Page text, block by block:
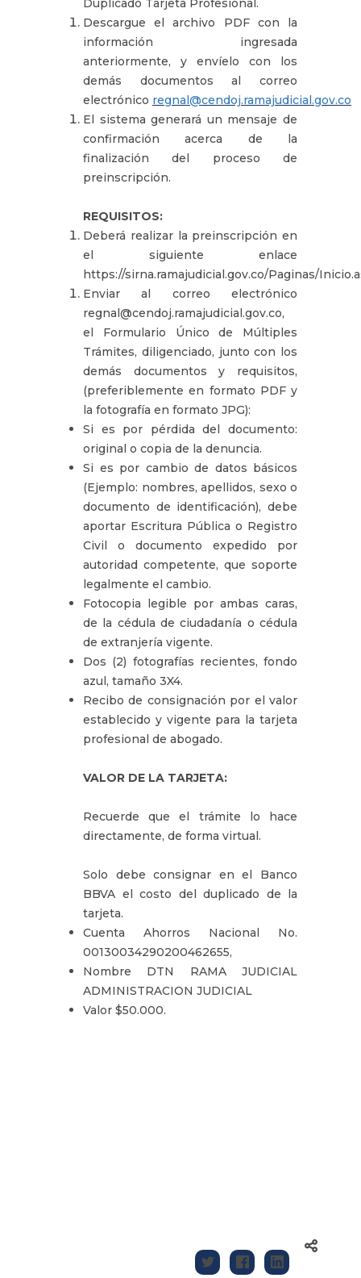
Duplicado Tarjeta Profesional.
Descargue el archivo PDF con la
información ingresada
anteriormente, y envíelo con los
demás documentos al correo
electrónico regnal@cendoj.ramajudicial.gov.co
El sistema generará un mensaje de
confirmación acerca de la
finalización del proceso de
preinscripción.
REQUISITOS:
Deberá realizar la preinscripción en
el siguiente enlace
https://sirna.ramajudicial.gov.co/Paginas/
Enviar al correo electrónico
regnal@cendoj.ramajudicial.gov.co,
el Formulario Único de Múltiples
Trámites, diligenciado, junto con los
demás documentos y requisitos,
(preferiblemente en formato PDF y
la fotografía en formato JPG):
Si es por pérdida del documento:
original o copia de la denuncia.
Si es por cambio de datos básicos
(Ejemplo: nombres, apellidos, sexo o
documento de identificación), debe
aportar Escritura Pública o Registro
Civil o documento expedido por
autoridad competente, que soporte
legalmente el cambio.
Fotocopia legible por ambas caras,
de la cédula de ciudadanía o cédula
de extranjería vigente.
Dos (2) fotografías recientes, fondo
azul, tamaño 3X4.
Recibo de consignación por el valor
establecido y vigente para la tarjeta
profesional de abogado.
VALOR DE LA TARJETA:
Recuerde que el trámite lo hace
directamente, de forma virtual.
Solo debe consignar en el Banco
BBVA el costo del duplicado de la
tarjeta.
Cuenta Ahorros Nacional No.
00130034290200462655,
Nombre DTN RAMA JUDICIAL
ADMINISTRACION JUDICIAL
Valor $50.000.